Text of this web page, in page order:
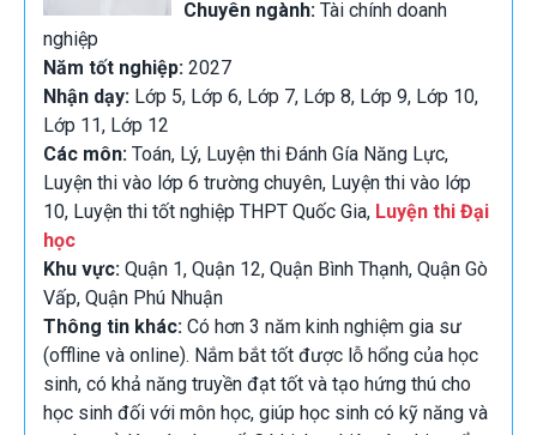
Chuyên ngành: Tài chính doanh
nghiệp
Năm tốt nghiệp: 2027
Nhận dạy: Lớp 5, Lớp 6, Lớp 7, Lớp 8, Lớp 9, Lớp 10,
Lớp 11, Lớp 12
Các môn: Toán, Lý, Luyện thi Đánh Gía Năng Lực,
Luyện thi vào lớp 6 trường chuyên, Luyện thi vào lớp
10, Luyện thi tốt nghiệp THPT Quốc Gia, Luyện thi Đại
học
Khu vực: Quận 1, Quận 12, Quận Bình Thạnh, Quận Gò
Vấp, Quận Phú Nhuận
Thông tin khác: Có hơn 3 năm kinh nghiệm gia sư
(offline và online). Nắm bắt tốt được lỗ hổng của học
sinh, có khả năng truyền đạt tốt và tạo hứng thú cho
học sinh đối với môn học, giúp học sinh có kỹ năng và